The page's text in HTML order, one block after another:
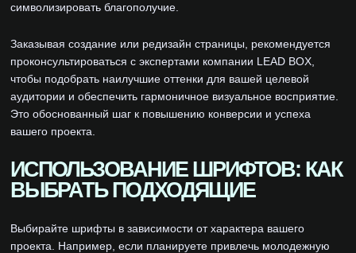
символизировать благополучие.
Заказывая создание или редизайн страницы, рекомендуется
проконсультироваться с экспертами компании LEAD BOX,
чтобы подобрать наилучшие оттенки для вашей целевой
аудитории и обеспечить гармоничное визуальное восприятие.
Это обоснованный шаг к повышению конверсии и успеха
вашего проекта.
ИСПОЛЬЗОВАНИЕ ШРИФТОВ: КАК
ВЫБРАТЬ ПОДХОДЯЩИЕ
Выбирайте шрифты в зависимости от характера вашего
проекта. Например, если планируете привлечь молодежную